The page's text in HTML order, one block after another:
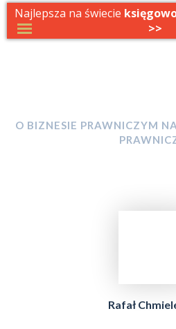
Najlepsza na świecie
>>
O BIZNESIE PRAWNICZYM
Rafał